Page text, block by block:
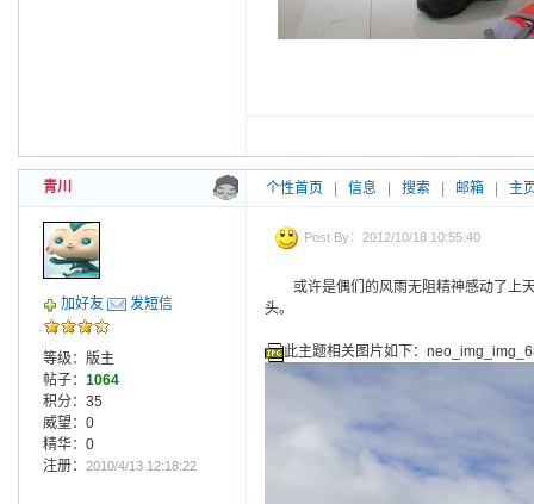
青川 个性首页 信息 搜索 邮箱 主
加好友 发短信
等级：版主
帖子： 1064
积分：35
威望：0
精华：0
注册： 2010/4/13 12:18:22
Post By：2012/10/18 10:55:40
或许是偶们的风雨无阻精神感动了上
头。
此主题相关图片如下：